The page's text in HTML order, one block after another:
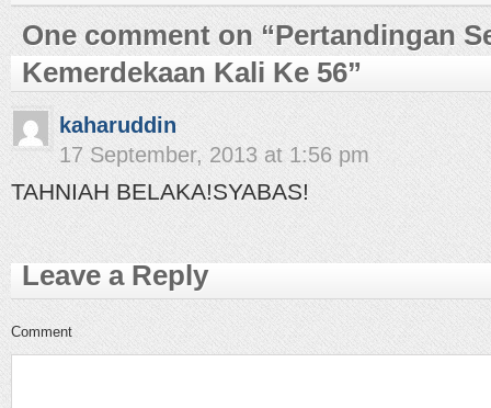
One comment on “Pertandingan
Kemerdekaan Kali Ke 56”
kaharuddin
17 September, 2013 at 1:56 pm
TAHNIAH BELAKA!SYABAS!
Leave a Reply
Comment